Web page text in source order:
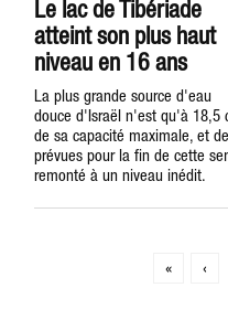
Le lac de Tibériade
atteint son plus haut
niveau en 16 ans
La plus grande source d'eau
douce d'Israël n'est qu'à 18,5
de sa capacité maximale, et
prévues pour la fin de cette
remonté à un niveau inédit.
« ‹